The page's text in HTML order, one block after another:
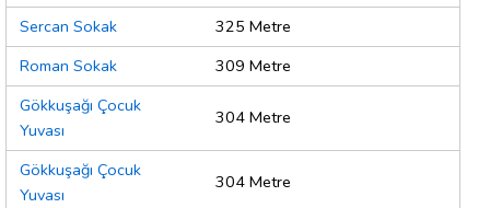
Sercan Sokak
325 Metre
Roman Sokak
309 Metre
Gökkuşağı Çocuk
Yuvası
304 Metre
Gökkuşağı Çocuk
Yuvası
304 Metre